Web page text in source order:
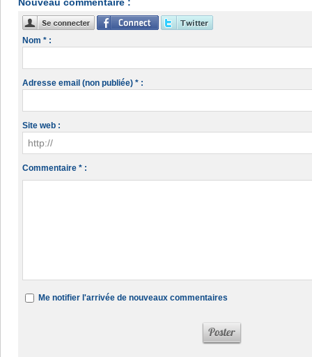
Nom * :
Adresse email (non publiée) * :
Site web :
Commentaire * :
Me notifier l'arrivée de nouveaux commentaires